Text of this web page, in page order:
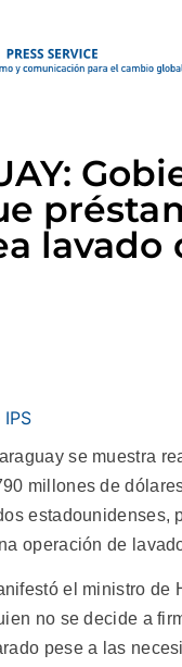
lavado
se muestra
millones de
estadounidenses,
operación de
el ministro de
no se decide a
pese a las